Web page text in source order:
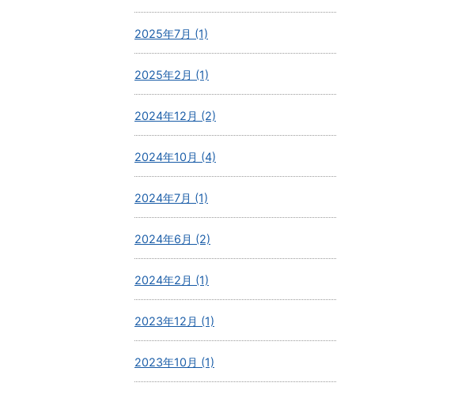
2025年7月 (1)
2025年2月 (1)
2024年12月 (2)
2024年10月 (4)
2024年7月 (1)
2024年6月 (2)
2024年2月 (1)
2023年12月 (1)
2023年10月 (1)